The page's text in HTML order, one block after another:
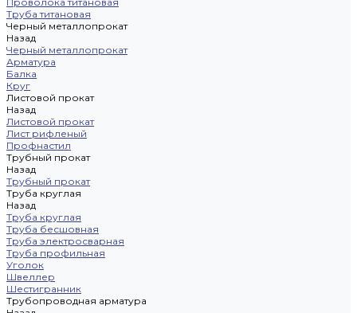
Труба титановая
Черный металлопрокат
Назад
Черный металлопрокат
Арматура
Балка
Круг
Листовой прокат
Назад
Листовой прокат
Лист рифленый
Профнастил
Трубный прокат
Назад
Трубный прокат
Труба круглая
Назад
Труба круглая
Труба бесшовная
Труба электросварная
Труба профильная
Уголок
Швеллер
Шестигранник
Трубопроводная арматура